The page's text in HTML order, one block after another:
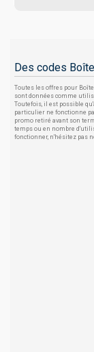
Des codes
Toutes les offres pour
sont données comme
Toutefois, il est possible
particulier ne fonctionne
promo retiré avant son
temps ou en nombre
fonctionner, n'hésitez pas